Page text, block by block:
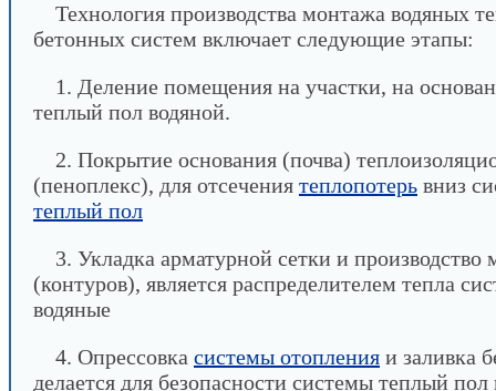
Технология производства монтажа водяных
бетонных систем включает следующие этапы:
1. Деление помещения на участки, на
теплый пол водяной.
2. Покрытие основания (почва)
(пеноплекс), для отсечения теплопотерь вниз
теплый пол
3. Укладка арматурной сетки и
(контуров), является распределителем тепла
водяные
4. Опрессовка системы отопления и заливка
делается для безопасности системы теплый пол